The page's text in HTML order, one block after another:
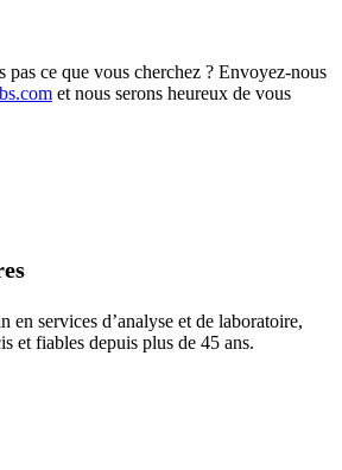
pas ce que vous cherchez ? Envoyez-nous
et nous serons heureux de vous
en services d’analyse et de laboratoire,
et fiables depuis plus de 45 ans.